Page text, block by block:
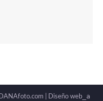
| Diseño web _a